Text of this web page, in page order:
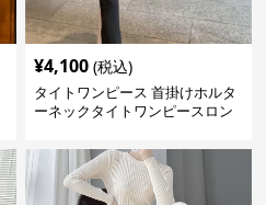
¥4,100 (税込)
タイトワンピース 首掛けホルタ
ーネックタイトワンピースロン